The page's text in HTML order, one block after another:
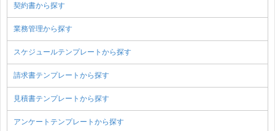
契約書から探す
業務管理から探す
スケジュールテンプレートから探す
請求書テンプレートから探す
見積書テンプレートから探す
アンケートテンプレートから探す